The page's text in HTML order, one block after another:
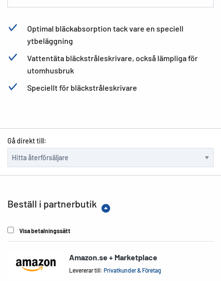
Optimal bläckabsorption tack vare en speciell
ytbeläggning
Vattentäta bläckstråleskrivare, också lämpliga för
utomhusbruk
Speciellt för bläckstråleskrivare
Gå direkt till:
Beställ i partnerbutik
Visa betalningssätt
Amazon.se + Marketplace
Levererar till:Privatkunder & Företag